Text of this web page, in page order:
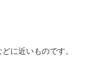
どに近い ものです。